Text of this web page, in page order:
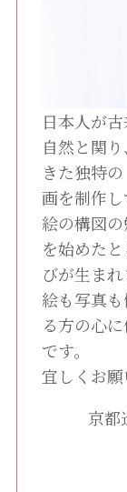
日本人が
自然と関
きた独特
画を制作し
絵の構図
を始めた
びが生まれ
絵も写真
る方の心
です。
宜しくお願
京